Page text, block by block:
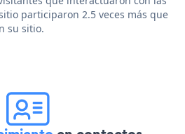
participaron 2.5 veces más que
su sitio.